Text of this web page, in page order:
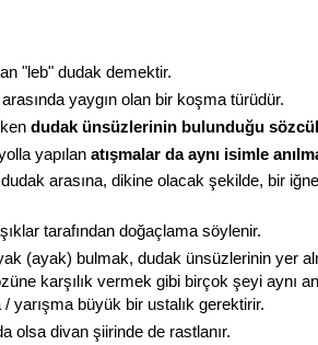
"leb" dudak demektir.
yaygın olan bir koşma türüdür.
dudak ünsüzlerinin bulunduğu
yapılan atışmalar da aynı isimle
arasına, dikine olacak şekilde, bir
tarafından doğaçlama söylenir.
(ayak) bulmak, dudak ünsüzlerinin yer
karşılık vermek gibi birçok şeyi aynı
yarışma büyük bir ustalık gerektirir.
olsa divan şiirinde de rastlanır.